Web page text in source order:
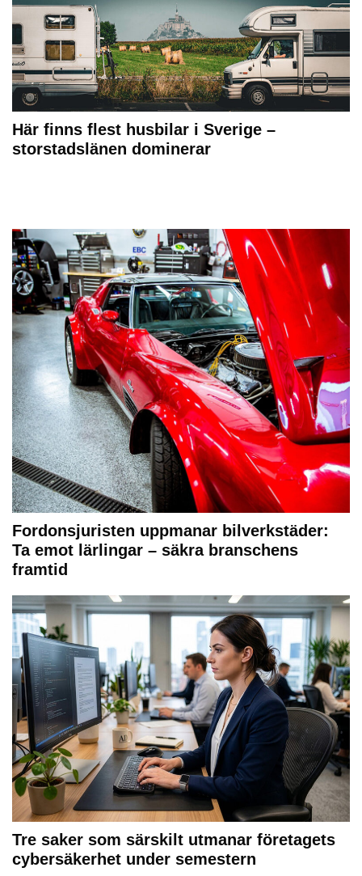
Här finns flest husbilar i Sverige –
storstadslänen dominerar
Fordonsjuristen uppmanar bilverkstäder:
Ta emot lärlingar – säkra branschens
framtid
Tre saker som särskilt utmanar företagets
cybersäkerhet under semestern